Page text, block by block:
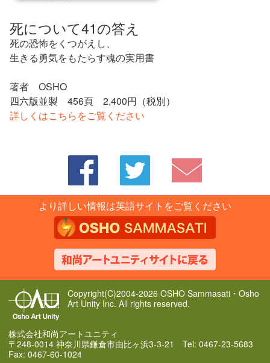
死について41の答え
死の恐怖をくつがえし、
生きる勇気をもたらす魂の実用書
著者 OSHO
四六版並製 456頁 2,400円（税別）
詳しくはこちらをご覧ください
より詳しい情報は英語サイトをご覧ください
Copyright(C)2004-2026 OSHO Sammasati・Osho
Art Unity Inc. All rights reserved.
株式会社和尚アートユニティ
〒248-0014 神奈川県鎌倉市由比ヶ浜3-3-21 Tel: 0467-23-5683
Fax: 0467-60-1024